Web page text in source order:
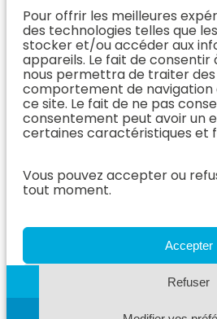
Pour offrir les meilleures
des technologies telles que
stocker et/ou accéder aux
appareils. Le fait de consentir
nous permettra de traiter
comportement de navigation
ce site. Le fait de ne pas
consentement peut avoir un
certaines caractéristiques et
Vous pouvez accepter ou
tout moment.
Accepter
Refuser
Prendre
rendez-vous
Après mon
rendez-vous
Espace
Vétérinaire
cas
Nous rejoindre
AzurVet
(Chirurgie &
Dentisterie
ORL
L’Équipe
Dentisterie
ORL
(Dentisterie
ORL)
L’Équipe
En Savoir Plus